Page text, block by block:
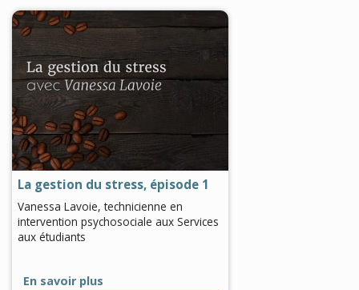
0
seconds
of
0
seconds
La gestion du stress, épisode 1
Vanessa Lavoie, technicienne en
intervention psychosociale aux Services
aux étudiants
En savoir plus